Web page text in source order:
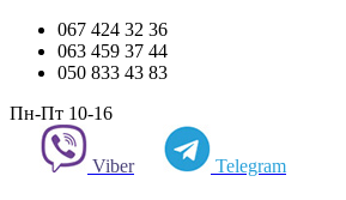
067 424 32 36
063 459 37 44
050 833 43 83
Пн-Пт 10-16
Viber Telegram